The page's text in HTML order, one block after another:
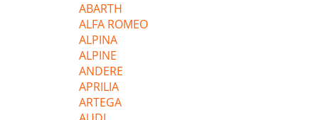
ABARTH
ALFA ROMEO
ALPINA
ALPINE
ANDERE
APRILIA
ARTEGA